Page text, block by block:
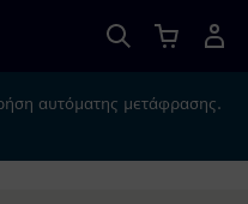
αυτόματης μετάφρασης.